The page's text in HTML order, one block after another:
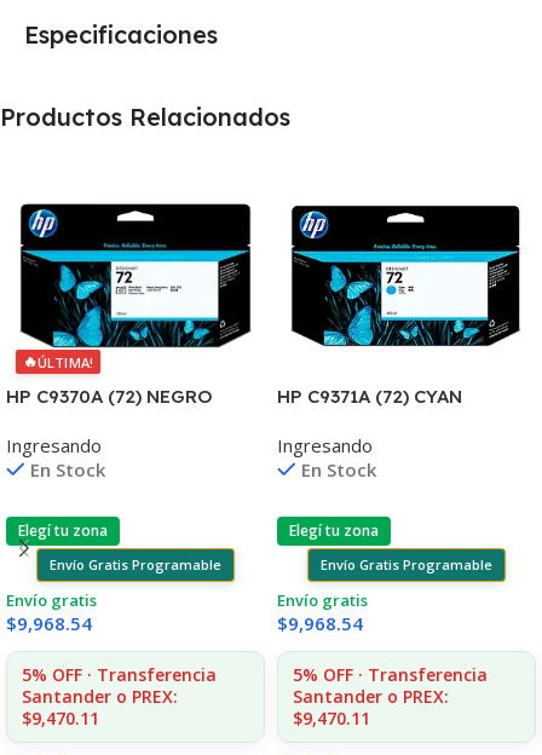
Especificaciones
Productos Relacionados
🔥ÚLTIMA!
HP C9370A (72) NEGRO
T610/T1100/1300/2300/795
130ML UK
Ingresando
En Stock
Elegí tu zona
Envío Gratis Programable
Envío gratis
$9,968.54
5% OFF · Transferencia
Santander o PREX:
$9,470.11
HP C9371A (72) CYAN
795/790 130ML UK
Ingresando
En Stock
Elegí tu zona
Envío Gratis Programable
Envío gratis
$9,968.54
5% OFF · Transferencia
Santander o PREX:
$9,470.11